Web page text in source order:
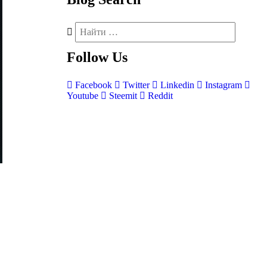
Follow Us
Facebook Twitter Linkedin
Instagram
Youtube
Steemit Reddit